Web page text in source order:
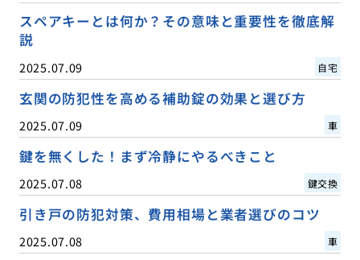
スペアキーとは何か？その意味と重要性を徹底解
説
2025.07.09 自宅
玄関の防犯性を高める補助錠の効果と選び方
2025.07.09 車
鍵を無くした！まず冷静にやるべきこと
2025.07.08 鍵交換
引き戸の防犯対策、費用相場と業者選びのコツ
2025.07.08 車